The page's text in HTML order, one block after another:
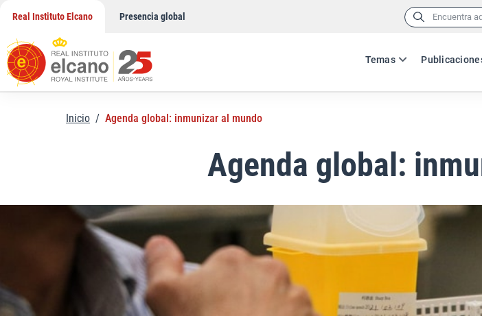
contenido
Real Instituto Elcano Presencia global Buscar:
Temas
Inicio / Agenda global: inmunizar al mundo
Agenda global: